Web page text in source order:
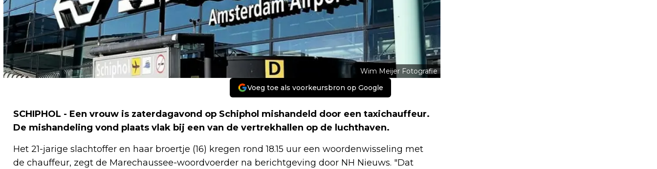
Wim Meijer Fotografie
Voeg toe als voorkeursbron op Google
SCHIPHOL - Een vrouw is zaterdagavond op Schiphol mishandeld door een taxichauffeur.
De mishandeling vond plaats vlak bij een van de vertrekhallen op de luchthaven.
Het 21-jarige slachtoffer en haar broertje (16) kregen rond 18.15 uur een woordenwisseling met
de chauffeur, zegt de Marechaussee-woordvoerder na berichtgeving door NH Nieuws. "Dat